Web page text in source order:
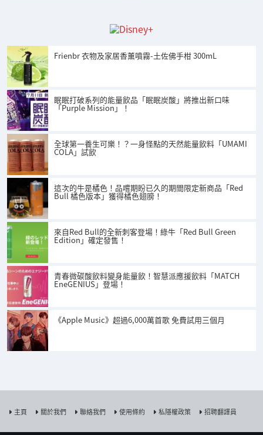
Frienbr 衣物及家居香薰噴霧-土佐佛手柑 300mL
眠眠打破系列的能量飲品「眠眠炭酸」將推出新口味
「Purple Mission」！
全球第一養生可樂！？一身怪點的天然能量飲料「UMAMI
COLA」試飲
這次的牛是橘色！品嚐期盼已久的期間限定新商品「Red
Bull 橘色版本」獲得橘色翅膀！
來自Red Bull的全新刺客登場！綠牛「Red Bull Green
Edition」確定發售！
青春微碳酸飲料變身能量飲！智慧派應援飲料「MATCH
EneGENIUS」登場！
《Apple Music》超過6,000萬首歌 免費試用三個月
主頁 關於我們 聯絡我們 使用條約 私隱權政策 招聘翻譯員